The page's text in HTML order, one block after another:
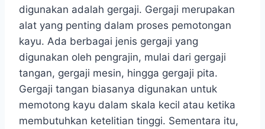
digunakan adalah gergaji. Gergaji merupakan
alat yang penting dalam proses pemotongan
kayu. Ada berbagai jenis gergaji yang
digunakan oleh pengrajin, mulai dari gergaji
tangan, gergaji mesin, hingga gergaji pita.
Gergaji tangan biasanya digunakan untuk
memotong kayu dalam skala kecil atau ketika
membutuhkan ketelitian tinggi. Sementara itu,